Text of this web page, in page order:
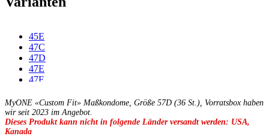
45E
47C
47D
47E
47F
49D
49E
49F
49G
MyONE «Custom Fit» Maßkondome, Größe 57D (36 St.), Vorratsbox haben
wir seit 2023 im Angebot.
Dieses Produkt kann nicht in folgende Länder versandt werden: USA,
Kanada